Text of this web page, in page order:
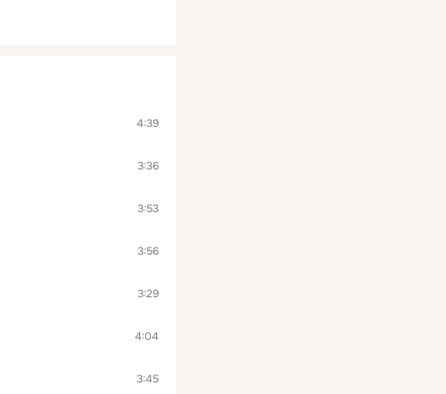
4:39
3:36
3:53
3:56
3:29
4:04
3:45